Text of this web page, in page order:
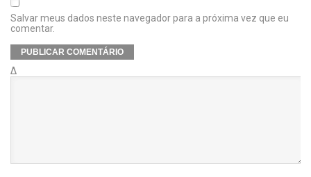
Salvar meus dados neste navegador para a próxima vez que eu
comentar.
Δ